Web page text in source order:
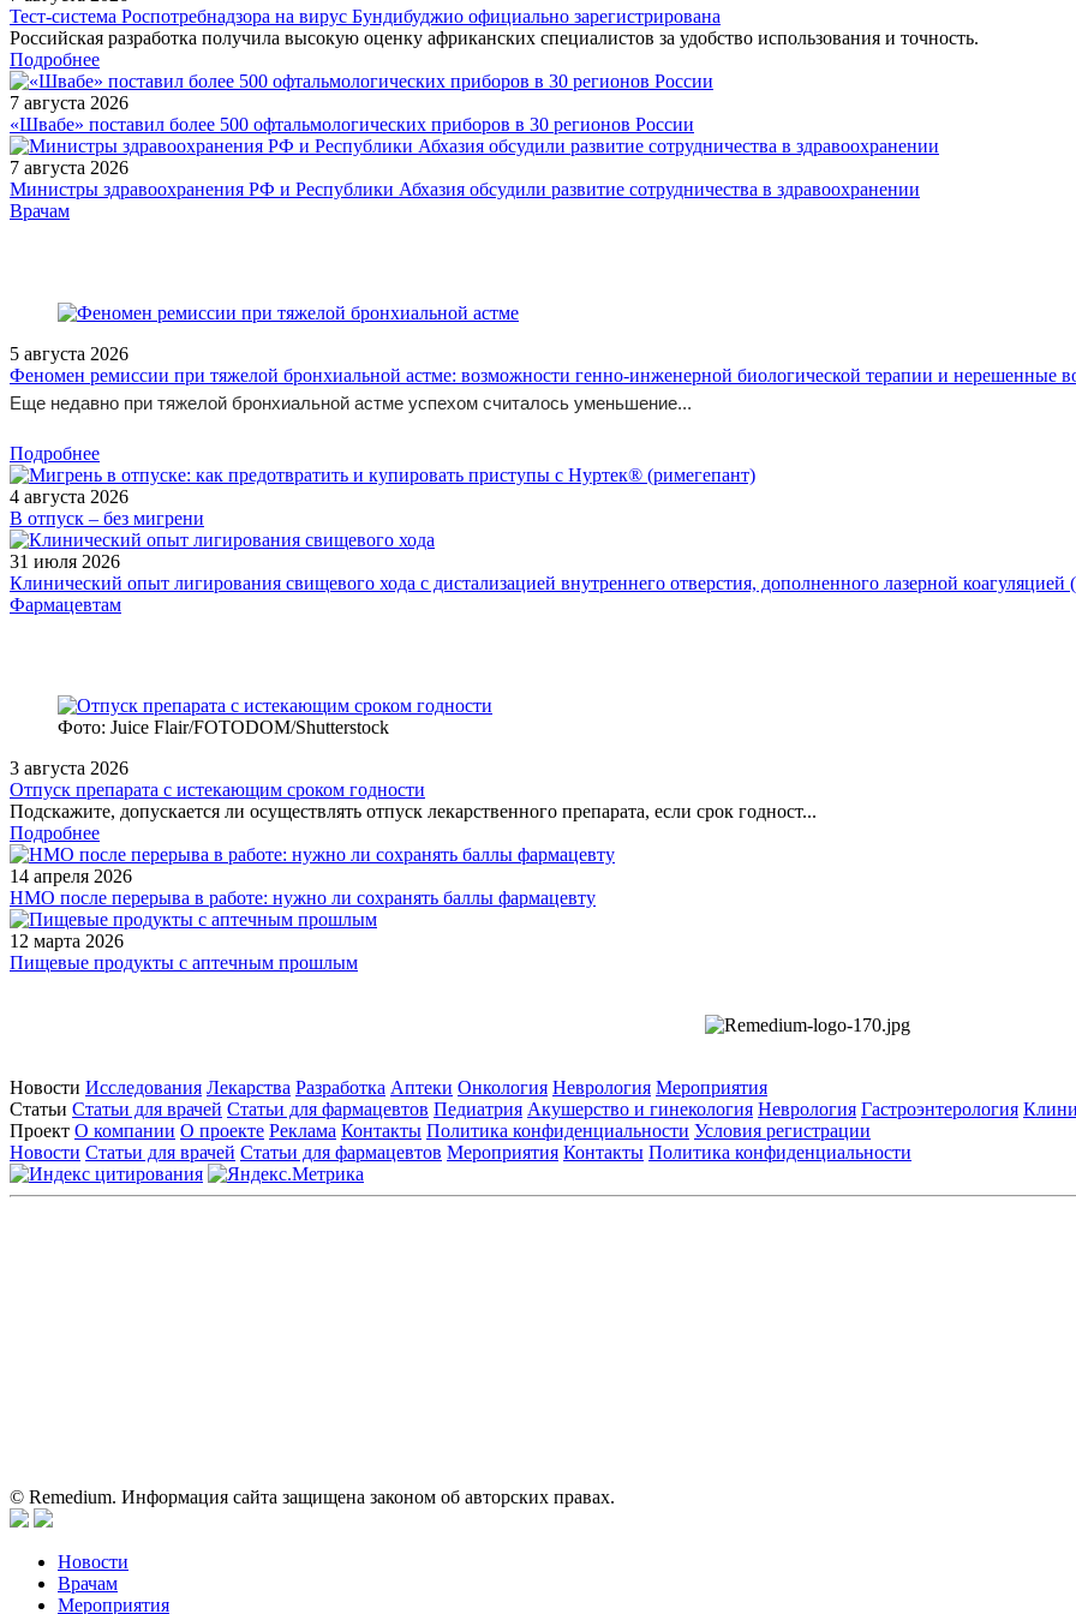
Тест‑система Роспотребнадзора на вирус Бундибуджио официально зарегистрирована
Российская разработка получила высокую оценку африканских специалистов за удобство использования и точность.
Подробнее
7 августа 2026
«Швабе» поставил более 500 офтальмологических приборов в 30 регионов России
7 августа 2026
Министры здравоохранения РФ и Республики Абхазия обсудили развитие сотрудничества в здравоохранении
/measures/Vebinar-Dialog-ekspertov-o-sovremennykh-podkhodakh/
Врачам
5 августа 2026
Феномен ремиссии при тяжелой бронхиальной астме: возможности генно-инженерной биологической терапии и нерешенные
Еще недавно при тяжелой бронхиальной астме успехом считалось уменьшение...
Подробнее
4 августа 2026
В отпуск – без мигрени
31 июля 2026
Клинический опыт лигирования свищевого хода с дистализацией внутреннего отверстия, дополненного лазерной
Фармацевтам
Фото: Juice Flair/FOTODOM/Shutterstoсk
3 августа 2026
Отпуск препарата с истекающим сроком годности
Подскажите, допускается ли осуществлять отпуск лекарственного препарата, если срок годност...
Подробнее
14 апреля 2026
НМО после перерыва в работе: нужно ли сохранять баллы фармацевту
12 марта 2026
Пищевые продукты с аптечным прошлым
Новости Исследования Лекарства Разработка Аптеки Онкология Неврология Мероприятия
Статьи Статьи для врачей Статьи для фармацевтов Педиатрия Акушерство и гинекология Неврология Гастроэнтерология
Проект О компании О проекте Реклама Контакты Политика конфиденциальности Условия регистрации
Новости Статьи для врачей Статьи для фармацевтов Мероприятия Контакты Политика конфиденциальности
© Remedium. Информация сайта защищена законом об авторских правах.
Новости
Врачам
Мероприятия